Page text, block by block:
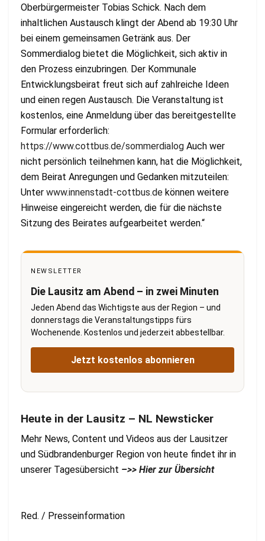
Oberbürgermeister Tobias Schick. Nach dem
inhaltlichen Austausch klingt der Abend ab 19:30 Uhr
bei einem gemeinsamen Getränk aus. Der
Sommerdialog bietet die Möglichkeit, sich aktiv in
den Prozess einzubringen. Der Kommunale
Entwicklungsbeirat freut sich auf zahlreiche Ideen
und einen regen Austausch. Die Veranstaltung ist
kostenlos, eine Anmeldung über das bereitgestellte
Formular erforderlich:
https://www.cottbus.de/sommerdialog Auch wer
nicht persönlich teilnehmen kann, hat die Möglichkeit,
dem Beirat Anregungen und Gedanken mitzuteilen:
Unter www.innenstadt-cottbus.de können weitere
Hinweise eingereicht werden, die für die nächste
Sitzung des Beirates aufgearbeitet werden.“
NEWSLETTER
Die Lausitz am Abend – in zwei Minuten
Jeden Abend das Wichtigste aus der Region – und
donnerstags die Veranstaltungstipps fürs
Wochenende. Kostenlos und jederzeit abbestellbar.
Jetzt kostenlos abonnieren
Heute in der Lausitz – NL Newsticker
Mehr News, Content und Videos aus der Lausitzer
und Südbrandenburger Region von heute findet ihr in
unserer Tagesübersicht –>> Hier zur Übersicht
Red. / Presseinformation